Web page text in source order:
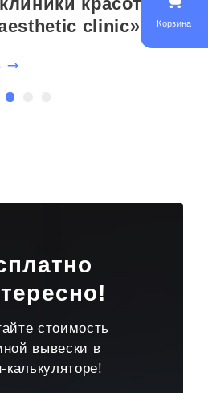
clinic»
стоимость
вывески в
калькуляторе!
Корзина